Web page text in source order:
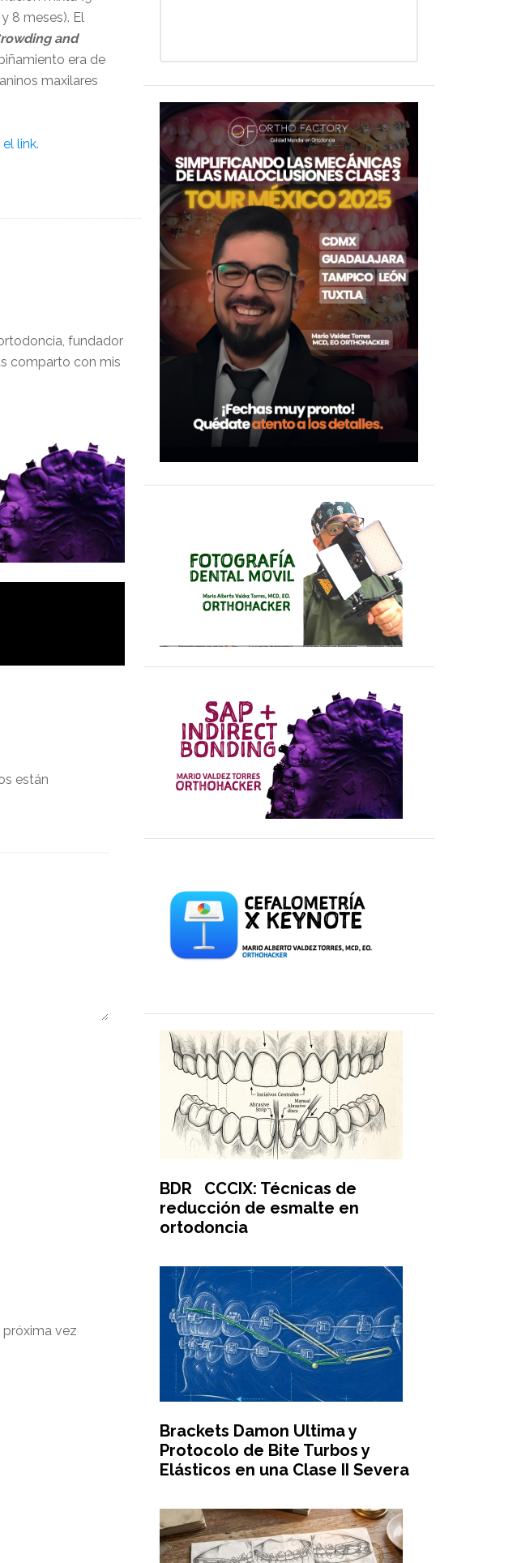
8 meses). El
and
era de
maxilares
link.
fundador
comparto con mis
están
vez
BDR CCCIX: Técnicas de
reducción de esmalte en
ortodoncia
Brackets Damon Ultima y
Protocolo de Bite Turbos y
Elásticos en una Clase II Severa